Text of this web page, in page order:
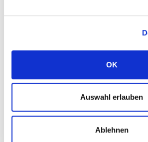
OK
Auswahl erlauben
Ablehnen
Diese Erklärung wurde am 9. Juni